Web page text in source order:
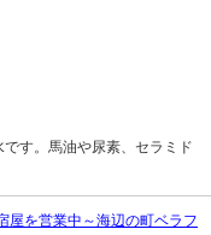
す。馬油や尿素、セラミド
屋を営業中～海辺の町ベラフ